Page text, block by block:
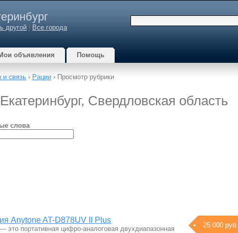
другой Все города
объявления Помощь
связь › Рации › Просмотр рубрики
Свердловская область
слова
Anytone AT-D878UV II Plus
25 000 руб.
это портативная цифро-аналоговая двухдиапазонная